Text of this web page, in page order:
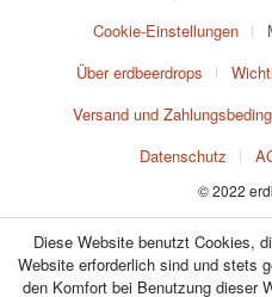
Cookie-Einstellungen
Über erdbeerdrops
Versand und
Datenschutz
© 2022
Diese Website benutzt Cookies,
Website erforderlich sind und stets
den Komfort bei Benutzung dieser